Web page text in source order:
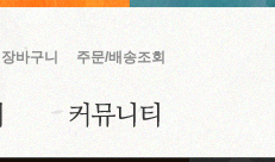
장바구니 주문/배송조회